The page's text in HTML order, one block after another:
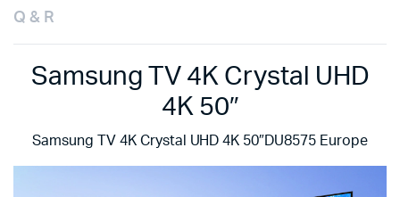
Q & R
Samsung TV 4K Crystal UHD
4K 50″
Samsung TV 4K Crystal UHD 4K 50″DU8575 Europe